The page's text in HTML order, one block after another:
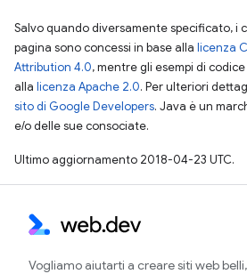
Salvo quando diversamente specificato, i
pagina sono concessi in base alla licenza
Attribution 4.0, mentre gli esempi di
alla licenza Apache 2.0. Per ulteriori
sito di Google Developers. Java è un
e/o delle sue consociate.
Ultimo aggiornamento 2018-04-23 UTC.
Vogliamo aiutarti a creare siti web belli,